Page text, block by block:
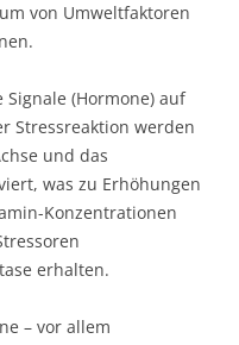
von Umweltfaktoren
(Hormone) auf
Stressreaktion werden
und das
was zu Erhöhungen
Konzentrationen
erhalten.
– vor allem